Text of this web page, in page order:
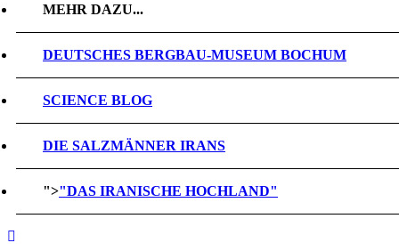
MEHR DAZU...
DEUTSCHES BERGBAU-MUSEUM BOCHUM
SCIENCE BLOG
DIE SALZMÄNNER IRANS
">"DAS IRANISCHE HOCHLAND"